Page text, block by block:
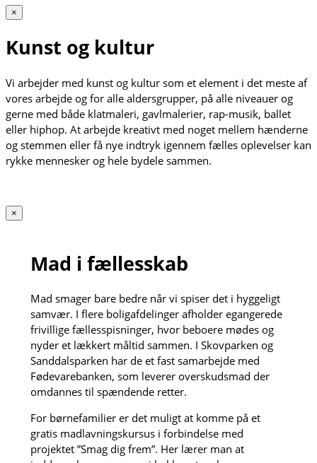
×
Kunst og kultur
Vi arbejder med kunst og kultur som et element i det meste af
vores arbejde og for alle aldersgrupper, på alle niveauer og
gerne med både klatmaleri, gavlmalerier, rap-musik, ballet
eller hiphop. At arbejde kreativt med noget mellem hænderne
og stemmen eller få nye indtryk igennem fælles oplevelser kan
rykke mennesker og hele bydele sammen.
×
Mad i fællesskab
Mad smager bare bedre når vi spiser det i hyggeligt
samvær. I flere boligafdelinger afholder egangerede
frivillige fællesspisninger, hvor beboere mødes og
nyder et lækkert måltid sammen. I Skovparken og
Sanddalsparken har de et fast samarbejde med
Fødevarebanken, som leverer overskudsmad der
omdannes til spændende retter.
For børnefamilier er det muligt at komme på et
gratis madlavningskursus i forbindelse med
projektet ”Smag dig frem”. Her lærer man at